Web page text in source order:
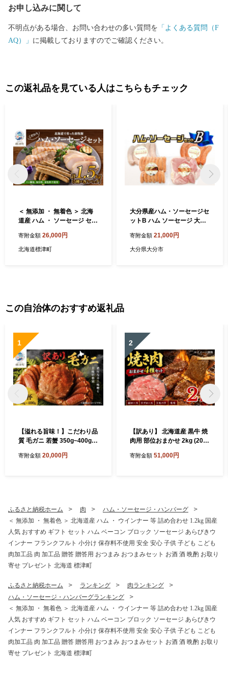
お申し込みに関して
不明点がある場合、お問い合わせの多い質問を 「よくある質問（F
AQ）」 に掲載しておりますのでご確認ください。
この返礼品を見ている人はこちらもチェック
＜ 無添加 ・ 無着色 ＞ 北海
道産 ハム ・ ソーセージ セッ
め合わせ 国産 人気 ハムソー
セージ スライス あらびきウ
ント お祝い GW ゴールデン
ウィーク 北海道 標津町
寄附金額 26,000円
北海道標津町
大分県産ハム・ソーセージセ
ットB ハム ソーセージ 大分
厚切りハム あらびきウイン
ナー チーズ入り セット 冷蔵
寄附金額 21,000円
大分県大分市
この自治体のおすすめ返礼品
1
【溢れる旨味！】こだわり品
質 毛ガニ 若蟹 350g~400g 3
産 蟹 かに カニ 毛がに 毛蟹
カニ脚 かに北海道 北海道産
魚貝類 魚介類 海鮮 魚介 魚貝
お盆 お祝い プレゼント 北海
道 標津町
寄附金額 20,000円
2
【訳あり】 北海道産 黒牛 焼
肉用 部位おまかせ 2kg (200
冷凍 アンガス牛
寄附金額 51,000円
ふるさと納税ホーム 肉
ハム・ソーセージ・ハンバーグ
＜ 無添加 ・ 無着色 ＞ 北海道産 ハム ・ ウインナー 等 詰め合わせ 1.2kg 国産
人気 おすすめ ギフト セット ハム ベーコン ブロック ソーセージ あらびきウ
インナー フランクフルト 小分け 保存料不使用 安全 安心 子供 子ども こども
肉加工品 肉 加工品 贈答 贈答用 おつまみ おつまみセット お酒 酒 晩酌 お取り
寄せ プレゼント 北海道 標津町
ふるさと納税ホーム ランキング
肉ランキング
ハム・ソーセージ・ハンバーグランキング
＜ 無添加 ・ 無着色 ＞ 北海道産 ハム ・ ウインナー 等 詰め合わせ 1.2kg 国産
人気 おすすめ ギフト セット ハム ベーコン ブロック ソーセージ あらびきウ
インナー フランクフルト 小分け 保存料不使用 安全 安心 子供 子ども こども
肉加工品 肉 加工品 贈答 贈答用 おつまみ おつまみセット お酒 酒 晩酌 お取り
寄せ プレゼント 北海道 標津町